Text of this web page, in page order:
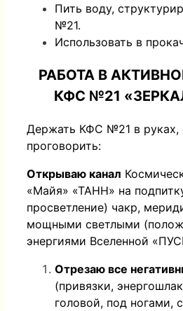
Пить воду,
№21.
Использовать в
РАБОТА В
КФС №21
Держать КФС №21 в руках,
проговорить:
Открываю канал
«Майя» «ТАНН» на
просветление) чакр,
мощными светлыми
энергиями Вселенной
Отрезаю все
(привязки,
головой, под ногами,